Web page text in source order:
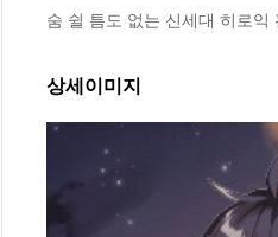
숨 쉴 틈도 없는 신세대 히로익
상세이미지